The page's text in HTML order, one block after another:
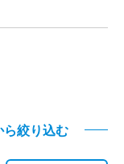
絞り込む